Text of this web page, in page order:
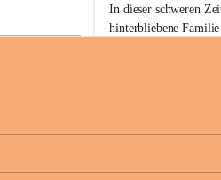
e
n
a
In dieser schweren
hinterbliebene
Unterstützung, ihre